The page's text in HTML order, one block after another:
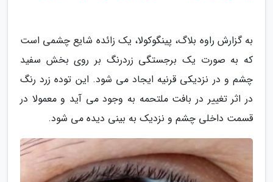
به گزارش راوه بلاگ، پینگوکولا، یک زائده شایع چشمی است
که به صورت یک برجستگی زردرنگ بر روی بخش سفید
چشم و در نزدیکی قرنیه ایجاد می شود. این توده زرد رنگ
در اثر تغییر در بافت ملتحمه به وجود می آید و معمولا در
قسمت داخلی چشم و نزدیک به بینی دیده می شود.